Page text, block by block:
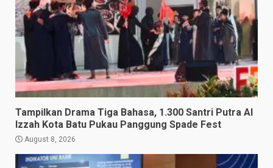
Tampilkan Drama Tiga Bahasa, 1.300 Santri Putra Al
Izzah Kota Batu Pukau Panggung Spade Fest
August 8, 2026